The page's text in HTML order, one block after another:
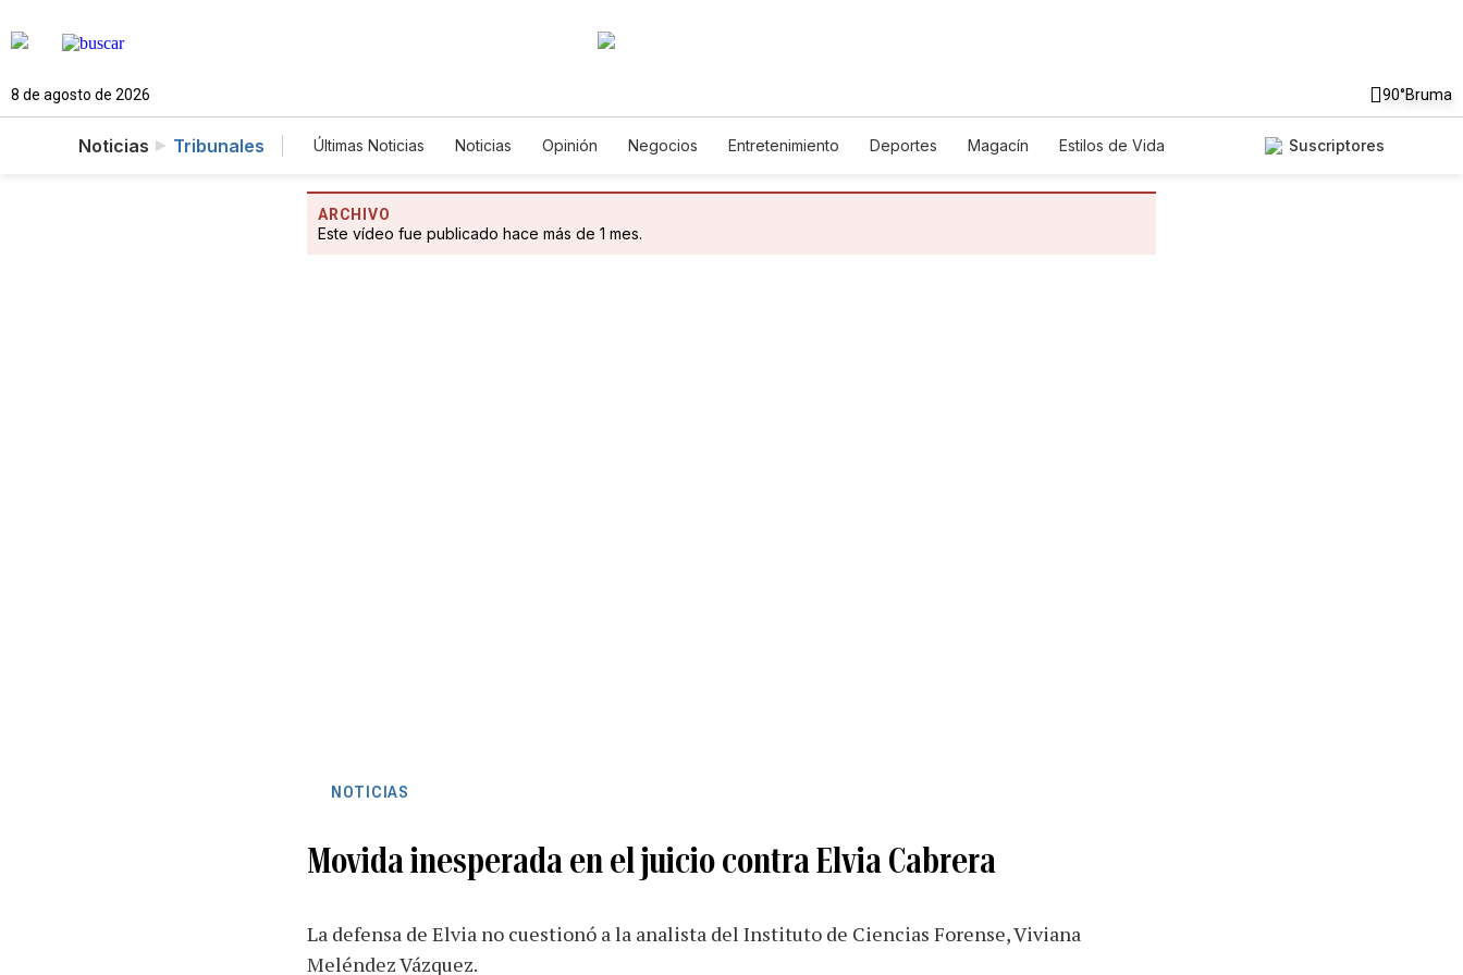
8 de agosto de 2026 90°Bruma
Noticias Tribunales Últimas Noticias Noticias Opinión Negocios Entretenimiento Deportes Magacín
Estilos de Vida
Suscriptores
ARCHIVO
Este vídeo fue publicado hace más de 1 mes.
NOTICIAS
Movida inesperada en el juicio contra Elvia Cabrera
La defensa de Elvia no cuestionó a la analista del Instituto de Ciencias Forense, Viviana
Meléndez Vázquez.